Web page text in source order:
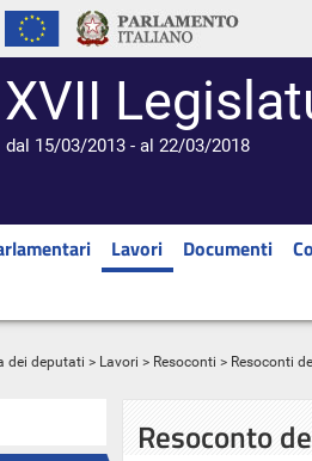
XVII
dal 15/03/2013 - al 22/03/2018
Lavori Documenti
dei deputati > Lavori > Resoconti > Resoconti
Resoconto